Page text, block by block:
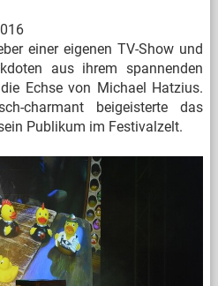
einer eigenen TV-Show und
aus ihrem spannenden
Echse von Michael Hatzius.
charmant beigeisterte das
Publikum im Festivalzelt.